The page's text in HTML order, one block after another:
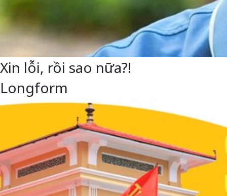
Xin lỗi, rồi sao nữa?!
Longform